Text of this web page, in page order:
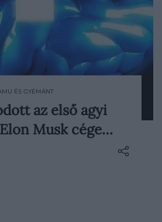
emberbe ültetett agyi
kiderült, hogy nem
zökkenőmentesen. A
ÉS GYÉMÁNT
az első agyi
Musk cége…